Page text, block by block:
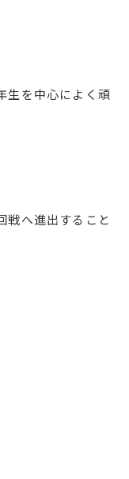
生を中心によく頑
戦へ進出すること